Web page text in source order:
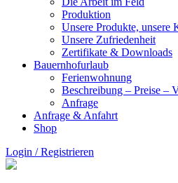
Produktion
Unsere Produkte, unsere
Unsere Zufriedenheit
Zertifikate & Downloads
Bauernhofurlaub
Ferienwohnung
Beschreibung – Preise –
Anfrage
Anfrage & Anfahrt
Shop
Login / Registrieren